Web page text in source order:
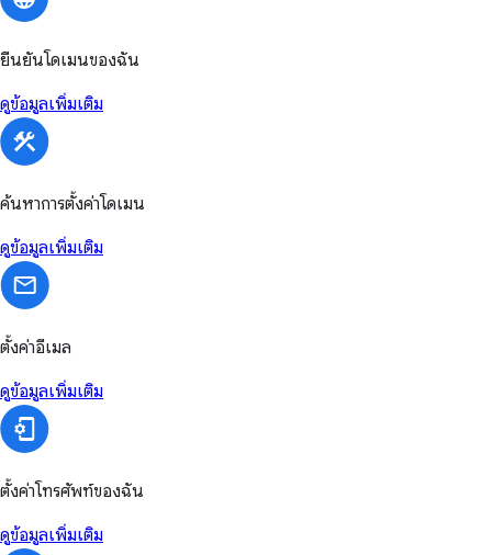
ยืนยันโดเมนของฉัน
ดูข้อมูลเพิ่มเติม
ค้นหาการตั้งค่าโดเมน
ดูข้อมูลเพิ่มเติม
ตั้งค่าอีเมล
ดูข้อมูลเพิ่มเติม
ตั้งค่าโทรศัพท์ของฉัน
ดูข้อมูลเพิ่มเติม